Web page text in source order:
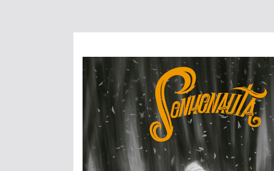
DE VIDA
HQ-REPORTAGEM DE
RAPHA PINHEIRO CHEGA
NA CONRAD